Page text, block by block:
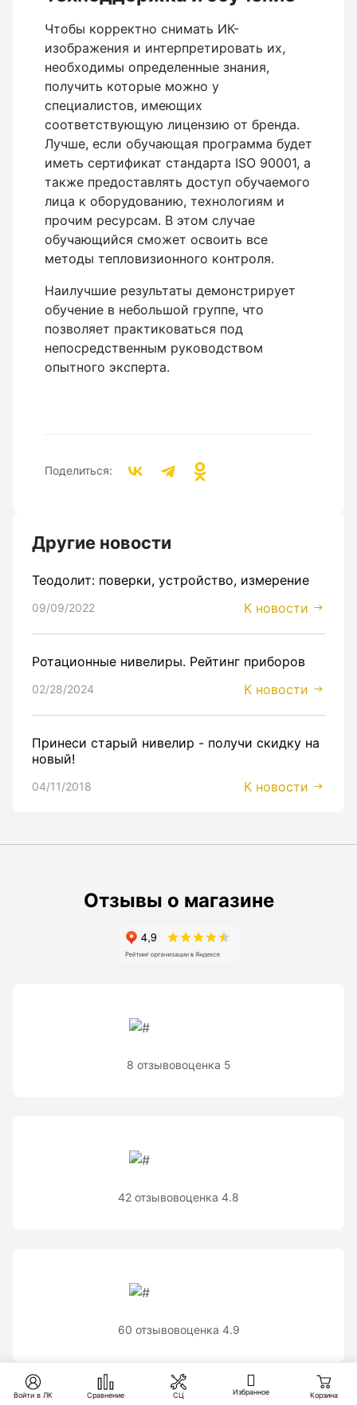
Чтобы корректно снимать ИК-
изображения и интерпретировать их,
необходимы определенные знания,
получить которые можно у
специалистов, имеющих
соответствующую лицензию от бренда.
Лучше, если обучающая программа будет
иметь сертификат стандарта ISO 90001, а
также предоставлять доступ обучаемого
лица к оборудованию, технологиям и
прочим ресурсам. В этом случае
обучающийся сможет освоить все
методы тепловизионного контроля.
Наилучшие результаты демонстрирует
обучение в небольшой группе, что
позволяет практиковаться под
непосредственным руководством
опытного эксперта.
Поделиться:
Другие новости
Теодолит: поверки, устройство, измерение
09/09/2022 К новости
Ротационные нивелиры. Рейтинг приборов
02/28/2024 К новости
Принеси старый нивелир - получи скидку на
новый!
04/11/2018 К новости
Отзывы о магазине
8 отзывовоценка 5
42 отзывовоценка 4.8
60 отзывовоценка 4.9
Войти в ЛК Сравнение СЦ Избранное Корзина